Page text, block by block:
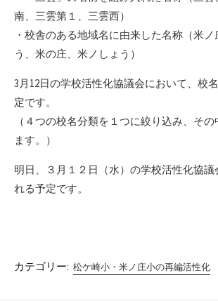
南、三雲第１、三雲西）
・校舎のある地域名に由来した名称（米ノ
う、米の庄、米ノしょう）
3月12日の学校活性化協議会において、校
定です。
（４つの校名分類を１つに絞り込み、そ
ます。）
明日、３月１２日（水）の学校活性化協議
れる予定です。
カテゴリー: 松ケ崎小・米ノ庄小の再編活性化